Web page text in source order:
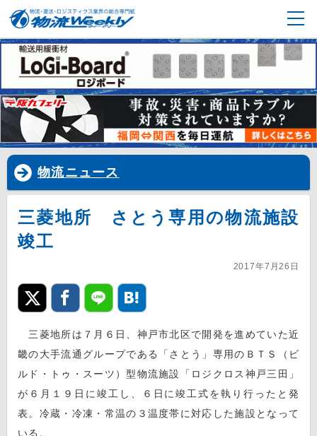
物流ニュース
三菱地所 さとう専用の物流施設
竣工
2017年7月26日
三菱地所は７月６日、神戸市北区で開発を進めていた近
畿の大手流通グループである「さとう」専用のＢＴＳ（ビ
ルド・トゥ・スーツ）型物流施設「ロジクロス神戸三田」
が６月１９日に竣工し、６日に竣工式を執り行ったと発
表。冷蔵・冷凍・常温の３温度帯に対応した施設となって
いる。